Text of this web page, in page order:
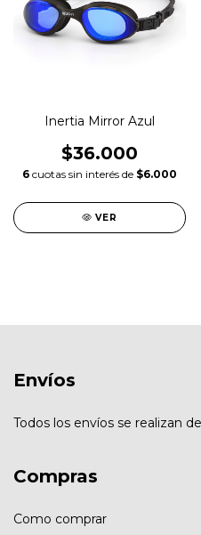
Inertia Mirror Azul
$36.000
6 cuotas sin interés de $6.000
VER
Envíos
Todos los envíos se realizan
Compras
Como comprar